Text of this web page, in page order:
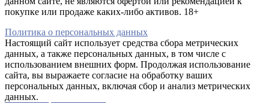
покупке или продаже каких-либо активов. 18+
Политика о персональных данных
Настоящий сайт использует средства сбора метрических
данных, а также персональных данных, в том числе с
использованием внешних форм. Продолжая использование
сайта, вы выражаете согласие на обработку ваших
персональных данных, включая сбор и анализ метрических
данных.